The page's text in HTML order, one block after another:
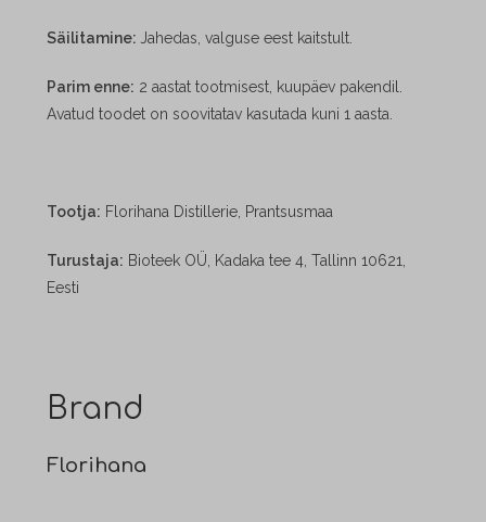
Säilitamine: Jahedas, valguse eest kaitstult.
Parim enne: 2 aastat tootmisest, kuupäev pakendil.
Avatud toodet on soovitatav kasutada kuni 1 aasta.
Tootja: Florihana Distillerie, Prantsusmaa
Turustaja: Bioteek OÜ, Kadaka tee 4, Tallinn 10621,
Eesti
Brand
Florihana